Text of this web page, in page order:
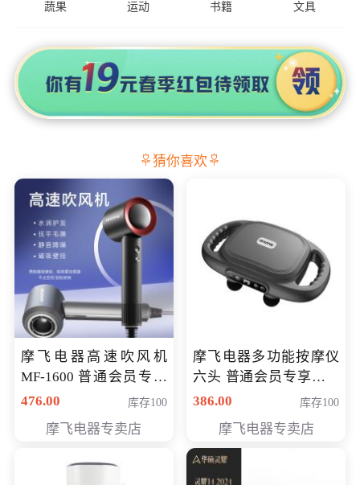
蔬果 运动 书籍 文具
猜你喜欢
摩飞电器高速吹风机
MF-1600 普通会员专享
价298元
476.00 库存100
摩飞电器专卖店
摩飞电器多功能按摩仪
六头 普通会员专享价格
199元
386.00 库存100
摩飞电器专卖店